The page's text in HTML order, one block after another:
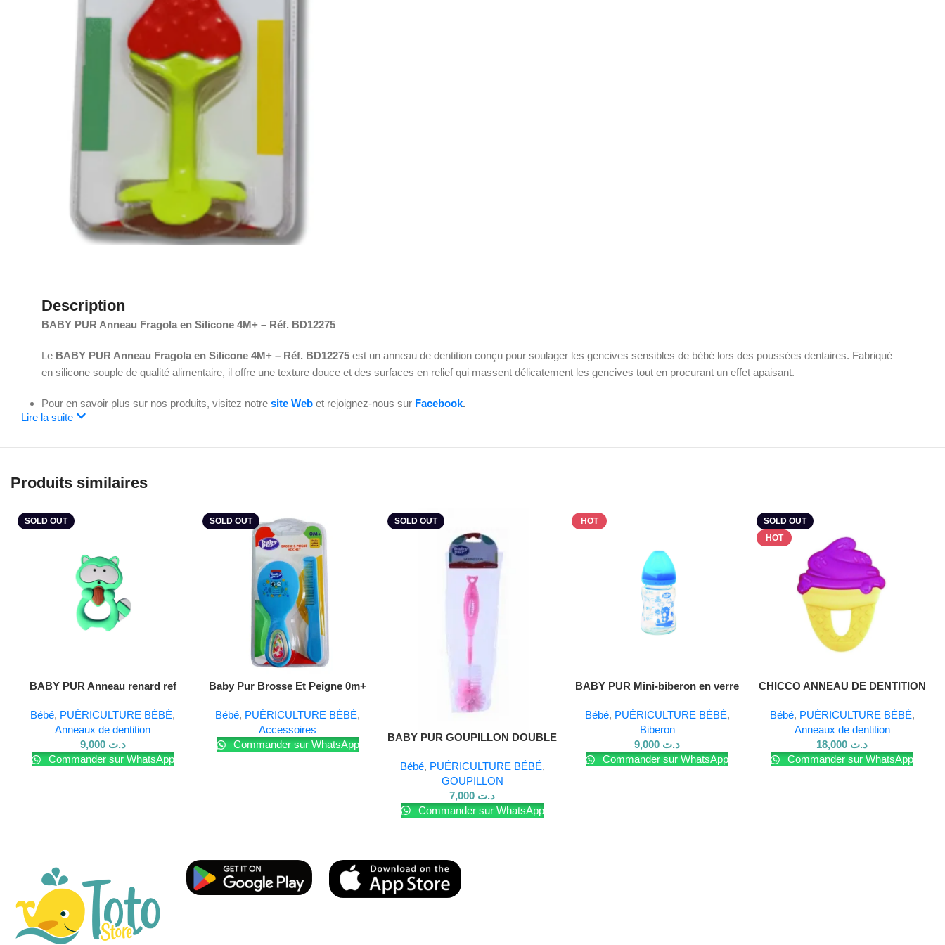
Description
BABY PUR Anneau Fragola en Silicone 4M+ – Réf. BD12275
Le BABY PUR Anneau Fragola en Silicone 4M+ – Réf. BD12275 est un anneau de dentition conçu pour soulager les gencives sensibles de bébé lors des poussées dentaires. Fabriqué
en silicone souple de qualité alimentaire, il offre une texture douce et des surfaces en relief qui massent délicatement les gencives tout en procurant un effet apaisant.
Pour en savoir plus sur nos produits, visitez notresite Web et rejoignez-nous sur Facebook.
Lire la suite
Produits similaires
SOLD OUT
Lire La Suite
BABY PUR Anneau renard ref
Bébé, PUÉRICULTURE BÉBÉ,
Anneaux de dentition
د.ت 9,000
Commander sur WhatsApp
SOLD OUT
Lire La Suite
Baby Pur Brosse Et Peigne 0m+
Bébé, PUÉRICULTURE BÉBÉ,
Accessoires
Commander sur WhatsApp
SOLD OUT
Lire La Suite
BABY PUR GOUPILLON DOUBLE
Bébé, PUÉRICULTURE BÉBÉ,
GOUPILLON
د.ت
Commander sur WhatsApp
HOT
BABY PUR Mini-biberon en verre
Bébé, PUÉRICULTURE BÉBÉ,
Biberon
د.ت
Commander sur WhatsApp
SOLD OUT
HOT
Lire La Suite
CHICCO ANNEAU DE DENTITION
Bébé, PUÉRICULTURE BÉBÉ,
Anneaux de dentition
د.ت
Commander sur WhatsApp